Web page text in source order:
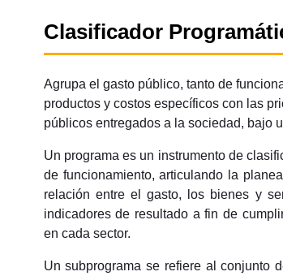
Clasificador
Agrupa el gasto público, tanto de
productos y costos específicos con las
públicos entregados a la sociedad, bajo
Un programa es un instrumento de
de funcionamiento, articulando la
relación entre el gasto, los bienes y
indicadores de resultado a fin de
en cada sector.
Un subprograma se refiere al conjunto